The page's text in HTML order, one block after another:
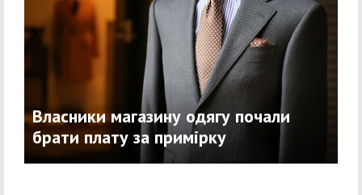
Власники магазину одягу почали
брати плату за примірку